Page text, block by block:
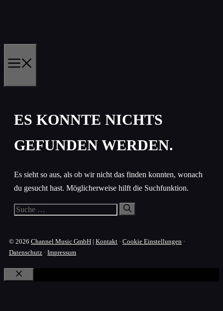
ES KONNTE NICHTS
GEFUNDEN WERDEN.
Es sieht so aus, als ob wir nicht das finden konnten, wonach
du gesucht hast. Möglicherweise hilft die Suchfunktion.
Suche
© 2026 Channel Music GmbH | Kontakt · Cookie Einstellungen ·
Datenschutz · Impressum
Schließen